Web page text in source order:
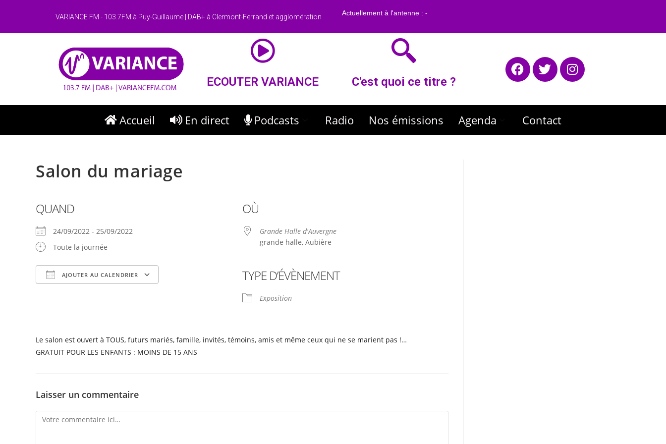
VARIANCE FM - 103.7FM à Puy-Guillaume | DAB+ à Clermont-Ferrand et agglomération
ECOUTER VARIANCE C'est quoi ce titre ?
Accueil En direct Podcasts Radio Nos émissions Agenda Contact
Salon du mariage
QUAND
24/09/2022 - 25/09/2022
Toute la journée
AJOUTER AU CALENDRIER
iCalendar
OÙ
Grande Halle d'Auvergne
grande halle, Aubière
TYPE D’ÉVÈNEMENT
Exposition
Le salon est ouvert à TOUS, futurs mariés, famille, invités, témoins, amis et même ceux qui ne se marient pas !…
GRATUIT POUR LES ENFANTS : MOINS DE 15 ANS
Laisser un commentaire